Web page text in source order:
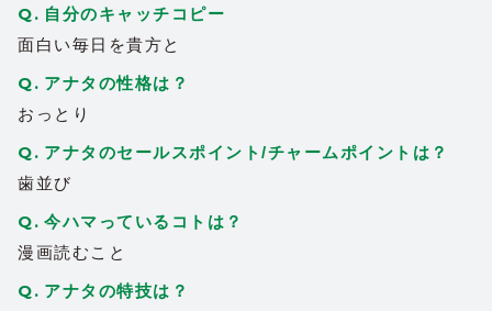
っかけで知り合えました
今ではすっかり楽しい時間を過ごさせてい
ただいて感謝してます
2026/06/02
TikTok見て会いに行きましたが性格も良く
でした！遠くてなかなか行けないけど絶対
また行きます！
2
はじめて会いましたが、実際に会うとすご
自分のキャッチコピー
面白い毎日を貴方と
アナタの性格は？
おっとり
アナタのセールスポイント/チャームポイントは？
歯並び
今ハマっているコトは？
漫画読むこと
アナタの特技は？